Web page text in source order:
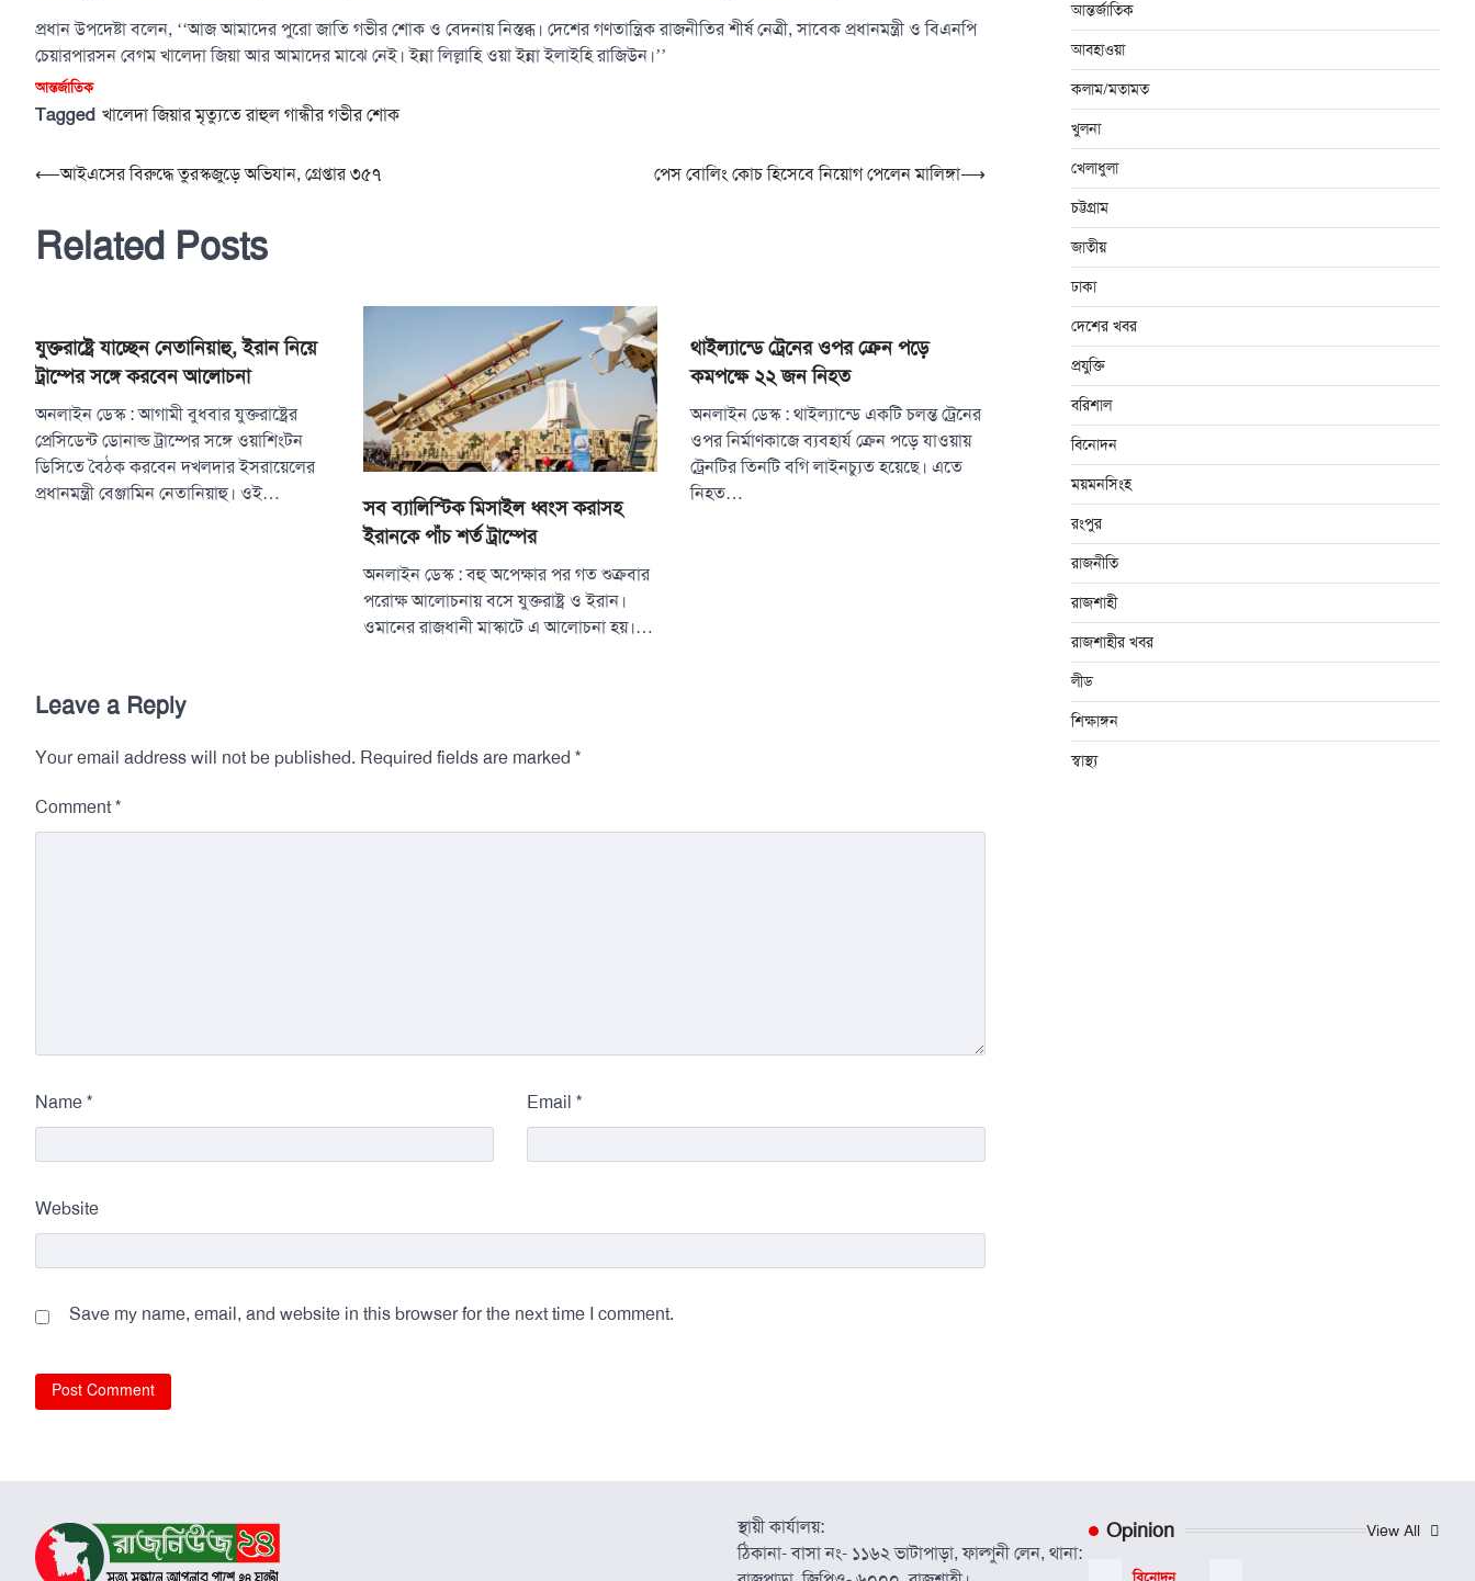
প্রধান উপদেষ্টা বলেন, ‘‘আজ আমাদের পুরো জাতি গভীর শোক ও বেদনায় নিস্তব্ধ। দেশের গণতান্ত্রিক রাজনীতির শীর্ষ নেত্রী, সাবেক প্রধানমন্ত্রী ও বিএনপি
চেয়ারপারসন বেগম খালেদা জিয়া আর আমাদের মাঝে নেই। ইন্না লিল্লাহি ওয়া ইন্না ইলাইহি রাজিউন।’’
আন্তর্জাতিক
Tagged খালেদা জিয়ার মৃত্যুতে রাহুল গান্ধীর গভীর শোক
Post
⟵আইএসের বিরুদ্ধে তুরস্কজুড়ে অভিযান, গ্রেপ্তার ৩৫৭ পেস বোলিং কোচ হিসেবে নিয়োগ পেলেন মালিঙ্গা⟶
Related Posts
যুক্তরাষ্ট্রে যাচ্ছেন নেতানিয়াহু, ইরান নিয়ে
ট্রাম্পের সঙ্গে করবেন আলোচনা
অনলাইন ডেস্ক : আগামী বুধবার যুক্তরাষ্ট্রের
প্রেসিডেন্ট ডোনাল্ড ট্রাম্পের সঙ্গে ওয়াশিংটন
ডিসিতে বৈঠক করবেন দখলদার ইসরায়েলের
প্রধানমন্ত্রী বেঞ্জামিন নেতানিয়াহু। ওই…
সব ব্যালিস্টিক মিসাইল ধ্বংস করাসহ
ইরানকে পাঁচ শর্ত ট্রাম্পের
অনলাইন ডেস্ক : বহু অপেক্ষার পর গত শুক্রবার
পরোক্ষ আলোচনায় বসে যুক্তরাষ্ট্র ও ইরান।
ওমানের রাজধানী মাস্কাটে এ আলোচনা হয়।…
থাইল্যান্ডে ট্রেনের ওপর ক্রেন পড়ে
কমপক্ষে ২২ জন নিহত
অনলাইন ডেস্ক : থাইল্যান্ডে একটি চলন্ত ট্রেনের
ওপর নির্মাণকাজে ব্যবহার্য ক্রেন পড়ে যাওয়ায়
ট্রেনটির তিনটি বগি লাইনচ্যুত হয়েছে। এতে
নিহত…
Leave a Reply
Your email address will not be published. Required fields are marked *
Comment *
Name * Email *
Website
Save my name, email, and website in this browser for the next time I comment.
আন্তর্জাতিক
আবহাওয়া
কলাম/মতামত
খুলনা
খেলাধুলা
চট্টগ্রাম
জাতীয়
ঢাকা
দেশের খবর
প্রযুক্তি
বরিশাল
বিনোদন
ময়মনসিংহ
রংপুর
রাজনীতি
রাজশাহী
রাজশাহীর খবর
লীড
শিক্ষাঙ্গন
স্বাস্থ্য
স্থায়ী কার্যালয়:
ঠিকানা- বাসা নং- ১১৬২ ভাটাপাড়া, ফাল্গুনী লেন, থানা:
Opinion View All
বিনোদন